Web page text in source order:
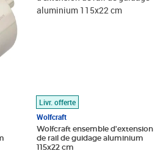
Livr. offerte
Wolfcraft
Wolfcraft ensemble d'extension
de rail de guidage aluminium
115x22 cm